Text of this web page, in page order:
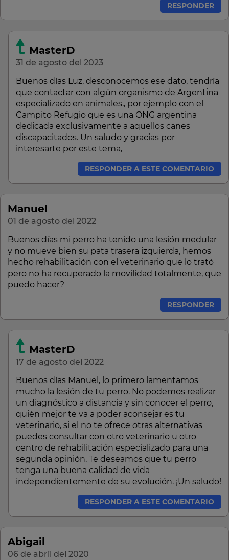
RESPONDER
MasterD
31 de agosto del 2023
Buenos días Luz, desconocemos ese dato, tendría
que contactar con algún organismo de Argentina
especializado en animales., por ejemplo con el
Campito Refugio que es una ONG argentina
dedicada exclusivamente a aquellos canes
discapacitados. Un saludo y gracias por
interesarte por este tema,
RESPONDER A ESTE COMENTARIO
Manuel
01 de agosto del 2022
Buenos días mi perro ha tenido una lesión medular
y no mueve bien su pata trasera izquierda, hemos
hecho rehabilitación con el veterinario que lo trató
pero no ha recuperado la movilidad totalmente, que
puedo hacer?
RESPONDER
MasterD
17 de agosto del 2022
Buenos días Manuel, lo primero lamentamos
mucho la lesión de tu perro. No podemos realizar
un diagnóstico a distancia y sin conocer el perro,
quién mejor te va a poder aconsejar es tu
veterinario, si el no te ofrece otras alternativas
puedes consultar con otro veterinario u otro
centro de rehabilitación especializado para una
segunda opinión. Te deseamos que tu perro
tenga una buena calidad de vida
independientemente de su evolución. ¡Un saludo!
RESPONDER A ESTE COMENTARIO
Abigail
06 de abril del 2020